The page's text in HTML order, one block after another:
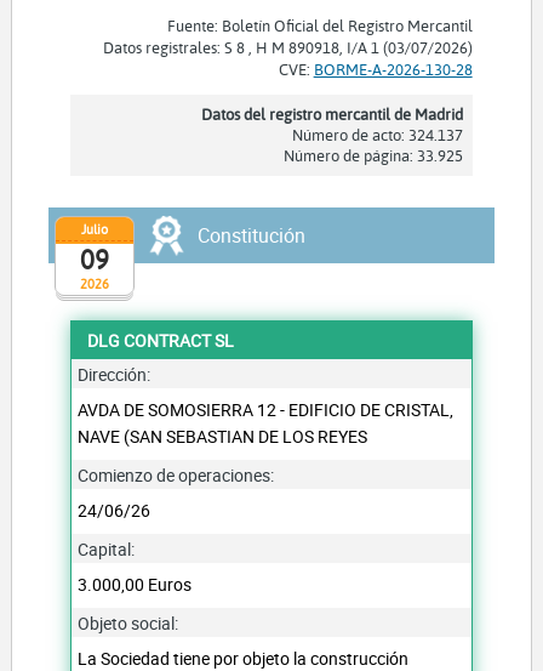
Fuente: Boletín Oficial del Registro Mercantil
Datos registrales: S 8 , H M 890918, I/A 1 (03/07/2026)
CVE: BORME-A-2026-130-28
Datos del registro mercantil de Madrid
Número de acto: 324.137
Número de página: 33.925
2026
Julio
09
Constitución
DLG CONTRACT SL
Dirección:
AVDA DE SOMOSIERRA 12 - EDIFICIO DE CRISTAL,
NAVE (SAN SEBASTIAN DE LOS REYES
Comienzo de operaciones:
24/06/26
Capital:
3.000,00 Euros
Objeto social:
La Sociedad tiene por objeto la construcción